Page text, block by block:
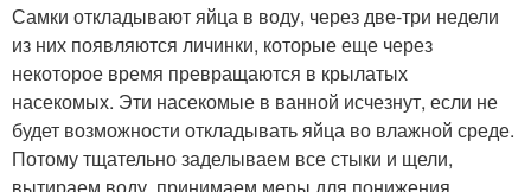
Самки откладывают яйца в воду, через две-три недели
из них появляются личинки, которые еще через
некоторое время превращаются в крылатых
насекомых. Эти насекомые в ванной исчезнут, если не
будет возможности откладывать яйца во влажной среде.
Потому тщательно заделываем все стыки и щели,
вытираем воду, принимаем меры для понижения